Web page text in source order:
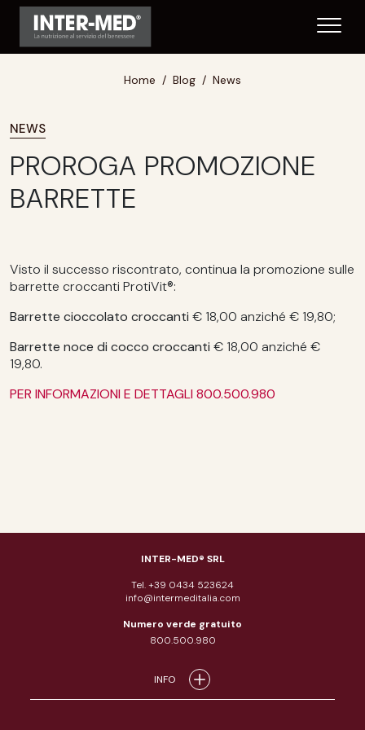
Home Blog News
NEWS
PROROGA PROMOZIONE
BARRETTE
Visto il successo riscontrato, continua la promozione sulle
barrette croccanti ProtiVit®:
Barrette cioccolato croccanti € 18,00 anziché € 19,80;
Barrette noce di cocco croccanti € 18,00 anziché €
19,80.
PER INFORMAZIONI E DETTAGLI 800.500.980
INTER-MED® SRL
Tel. +39 0434 523624
info@intermeditalia.com
Numero verde gratuito
800.500.980
INFO